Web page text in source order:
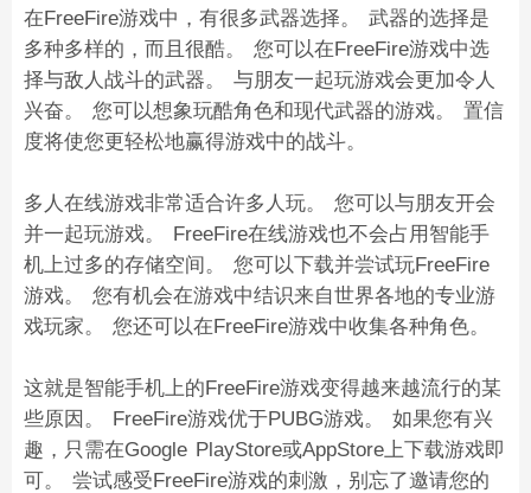
在FreeFire游戏中，有很多武器选择。 武器的选择是
多种多样的，而且很酷。 您可以在FreeFire游戏中选
择与敌人战斗的武器。 与朋友一起玩游戏会更加令人
兴奋。 您可以想象玩酷角色和现代武器的游戏。 置信
度将使您更轻松地赢得游戏中的战斗。
多人在线游戏非常适合许多人玩。 您可以与朋友开会
并一起玩游戏。 FreeFire在线游戏也不会占用智能手
机上过多的存储空间。 您可以下载并尝试玩FreeFire
游戏。 您有机会在游戏中结识来自世界各地的专业游
戏玩家。 您还可以在FreeFire游戏中收集各种角色。
这就是智能手机上的FreeFire游戏变得越来越流行的某
些原因。 FreeFire游戏优于PUBG游戏。 如果您有兴
趣，只需在Google PlayStore或AppStore上下载游戏即
可。 尝试感受FreeFire游戏的刺激，别忘了邀请您的